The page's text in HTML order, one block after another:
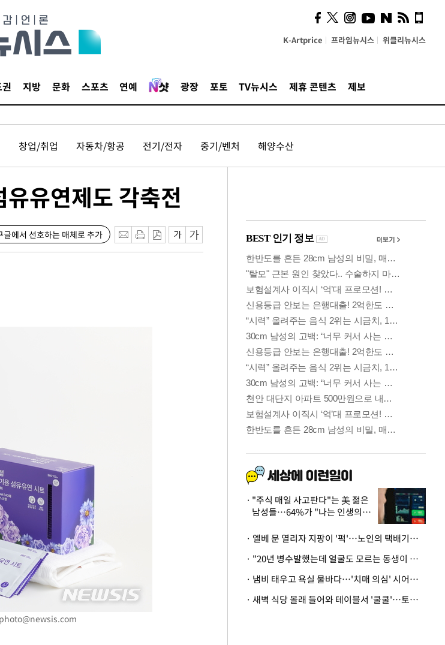
K-Artprice 프라임뉴시스 위클리뉴시스
지방 문화 스포츠 연예 광장 포토 TV뉴시스 제휴 콘텐츠 제보
창업/취업 자동차/항공 전기/전자 중기/벤처 해양수산
유연제도 각축전
글에서 선호하는 매체로 추가
photo@newsis.com
시, 스마트폰 액세서리에
NFC 더했다
"주식 매일 사고판다"는 美 젊은
남성들…64%가 "나는 인생의
· 엘베 문 열리자 지팡이 '퍽'…노인의 택배기사 폭행 이유
· "20년 병수발했는데 얼굴도 모르는 동생이 유산 절반을"…배다른 형제 상속권 있을까
· 냄비 태우고 욕실 물바다…'치매 의심' 시어머니 검사 권유했다가 '날벼락'
· 새벽 식당 몰래 들어와 테이블서 '쿨쿨'…토사물 남기고 사라진 남성